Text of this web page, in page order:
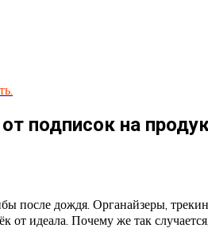
подписок на
после дождя. Органайзеры,
от идеала. Почему же так